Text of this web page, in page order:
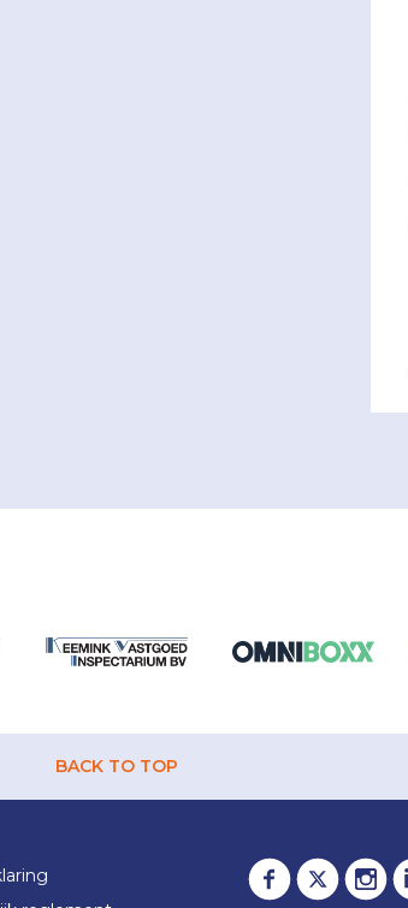
BACK TO TOP